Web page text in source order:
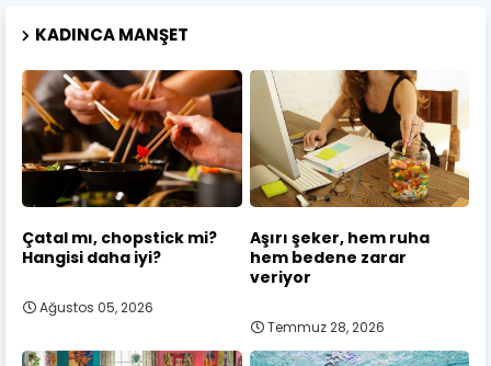
KADINCA MANŞET
Çatal mı, chopstick mi?
Hangisi daha iyi?
Ağustos 05, 2026
Aşırı şeker, hem ruha
hem bedene zarar
veriyor
Temmuz 28, 2026